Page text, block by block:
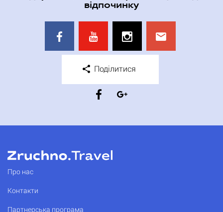
відпочинку
Поділитися
Про нас
Контакти
Партнерська програма